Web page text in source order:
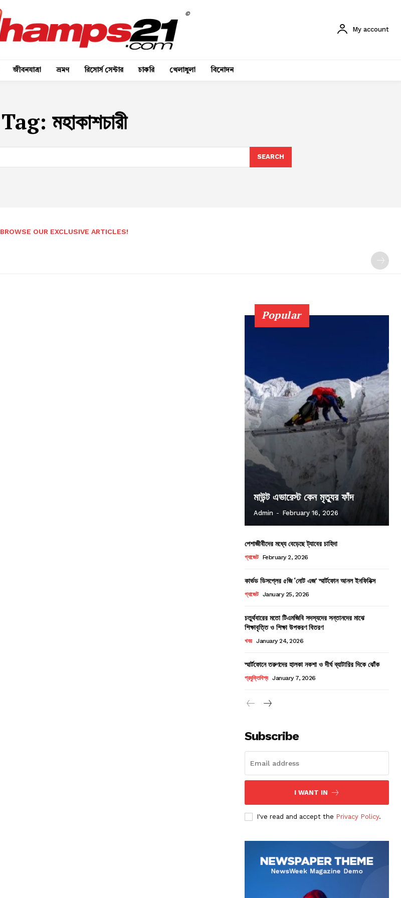
©
My account
জীবনযাত্রা ভ্রমণ রিসোর্স সেন্টার চাকরি খেলাধুলা বিনোদন
Tag: মহাকাশচারী
SEARCH
BROWSE OUR EXCLUSIVE ARTICLES!
Popular
মাউন্ট এভারেস্ট কেন মৃত্যুর ফাঁদ
Admin - February 16, 2026
পেশাজীবীদের মধ্যে বেড়েছে ট্যাবের চাহিদা
গ্যাজেট February 2, 2026
কার্ভড ডিসপ্লের ৫জি ‘নোট এজ’ স্মার্টফোন আনল ইনফিনিক্স
গ্যাজেট January 25, 2026
চতুর্থবারের মতো টিএমজিবি সদস্যদের সন্তানদের মাঝে
শিক্ষাবৃত্তি ও শিক্ষা উপকরণ বিতরণ
খবর January 24, 2026
স্মার্টফোনে তরুণদের হালকা নকশা ও দীর্ঘ ব্যাটারির দিকে ঝোঁক
প্রযুক্তিবিশ্ব January 7, 2026
Subscribe
I WANT IN
I've read and accept the Privacy Policy.